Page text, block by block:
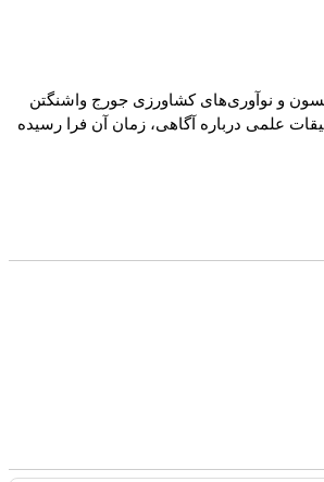
و نوآوری‌های کشاورزی جورج واشنگتن
علمی درباره آگاهی، زمان آن فرا رسیده